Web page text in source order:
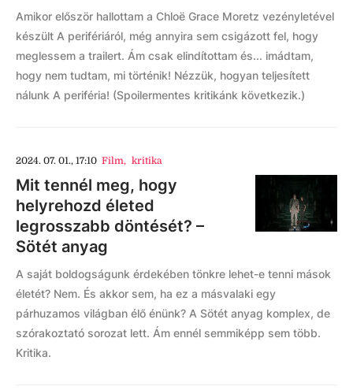
Amikor először hallottam a Chloë Grace Moretz vezényletével
készült A perifériáról, még annyira sem csigázott fel, hogy
meglessem a trailert. Ám csak elindítottam és... imádtam,
hogy nem tudtam, mi történik! Nézzük, hogyan teljesített
nálunk A periféria! (Spoilermentes kritikánk következik.)
2024. 07. 01., 17:10 Film, kritika
Mit tennél meg, hogy
helyrehozd életed
legrosszabb döntését? –
Sötét anyag
A saját boldogságunk érdekében tönkre lehet-e tenni mások
életét? Nem. És akkor sem, ha ez a másvalaki egy
párhuzamos világban élő énünk? A Sötét anyag komplex, de
szórakoztató sorozat lett. Ám ennél semmiképp sem több.
Kritika.